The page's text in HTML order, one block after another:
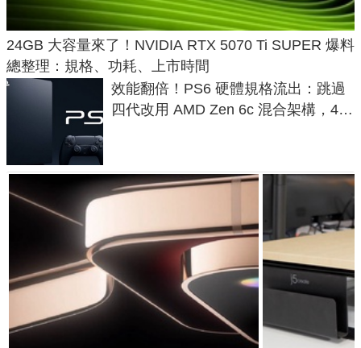
24GB 大容量來了！NVIDIA RTX 5070 Ti SUPER 爆料
總整理：規格、功耗、上市時間
效能翻倍！PS6 硬體規格流出：跳過
四代改用 AMD Zen 6c 混合架構，4K